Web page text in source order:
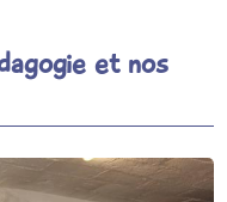
et nos